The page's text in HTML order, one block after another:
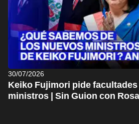
30/07/2026
Keiko Fujimori pide
ministros | Sin Guion con